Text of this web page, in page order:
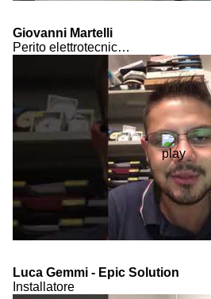
Giovanni Martelli
Perito elettrotecnico impiegato nell'azienda Centro sicurezza s.a.s. di Lanciano (CH)
Luca Gemmi - Epic Solution
Installatore